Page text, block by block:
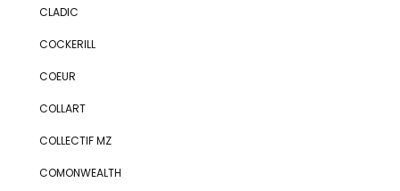
CLADIC
COCKERILL
COEUR
COLLART
COLLECTIF MZ
COMONWEALTH